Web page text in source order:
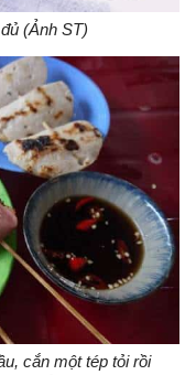
(Ảnh ST)
cắn một tép tỏi rồi